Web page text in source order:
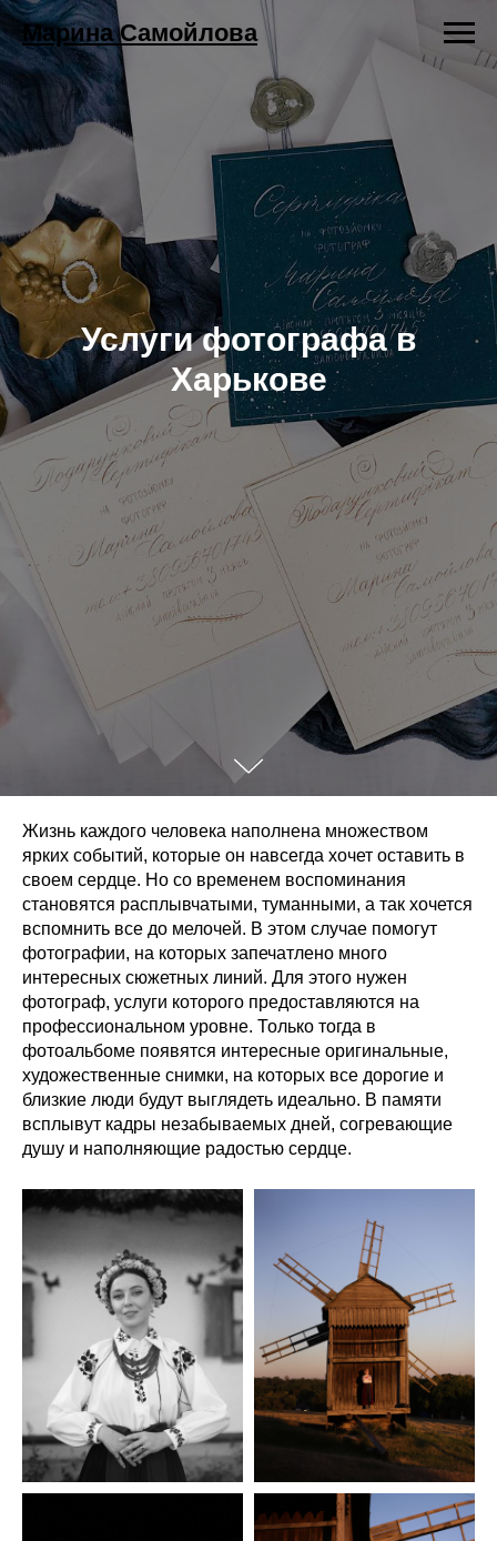
Марина Самойлова
Услуги фотографа в
Харькове
Жизнь каждого человека наполнена множеством
ярких событий, которые он навсегда хочет оставить в
своем сердце. Но со временем воспоминания
становятся расплывчатыми, туманными, а так хочется
вспомнить все до мелочей. В этом случае помогут
фотографии, на которых запечатлено много
интересных сюжетных линий. Для этого нужен
фотограф, услуги которого предоставляются на
профессиональном уровне. Только тогда в
фотоальбоме появятся интересные оригинальные,
художественные снимки, на которых все дорогие и
близкие люди будут выглядеть идеально. В памяти
всплывут кадры незабываемых дней, согревающие
душу и наполняющие радостью сердце.